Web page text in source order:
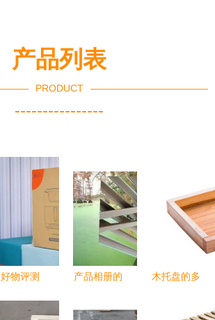
产品列表
PRODUCT
----------------
好物评测
产品相册的
木托盘的多